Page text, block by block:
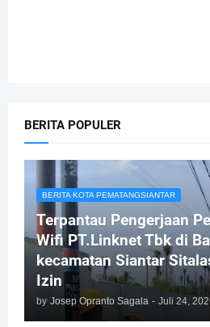
BERITA POPULER
BERITA KOTA PEMATANGSIANTAR
Terpantau Pengerjaan
Wifi PT.Linknet Tbk di
kecamatan Siantar
Izin
by Josep Opranto Sagala - Juli 24,